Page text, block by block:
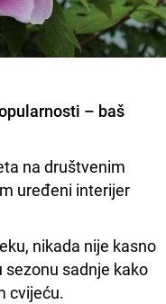
– baš
na društvenim
uređeni interijer
nikada nije kasno
sadnje kako
cvijeću.